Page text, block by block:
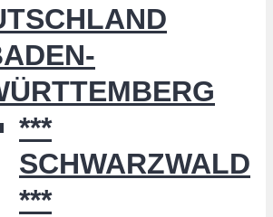
***
SCHWARZWALD
***